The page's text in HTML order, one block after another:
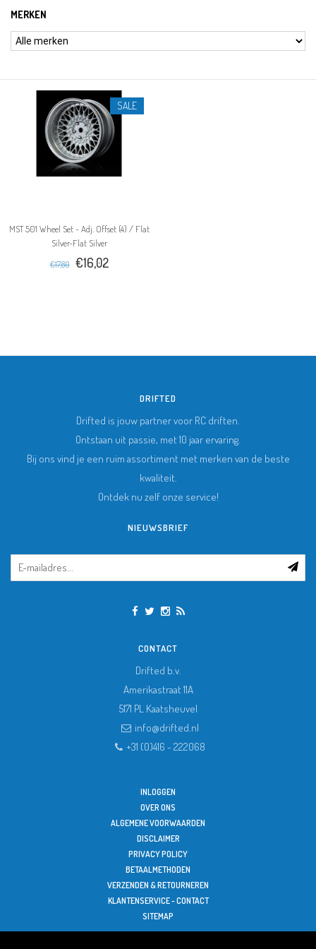
MERKEN
SALE
MST 501 Wheel Set - Adj. Offset (4) / Flat
Silver-Flat Silver
€17,80 €16,02
DRIFTED
Drifted is jouw partner voor RC driften.
Ontstaan uit passie, met 10 jaar ervaring.
Bij ons vind je een ruim assortiment met merken van de beste
kwaliteit.
Ontdek nu zelf onze service!
NIEUWSBRIEF
CONTACT
Drifted b.v.
Amerikastraat 11A
5171 PL Kaatsheuvel
info@drifted.nl
+31 (0)416 - 222068
INLOGGEN
OVER ONS
ALGEMENE VOORWAARDEN
DISCLAIMER
PRIVACY POLICY
BETAALMETHODEN
VERZENDEN & RETOURNEREN
KLANTENSERVICE - CONTACT
SITEMAP